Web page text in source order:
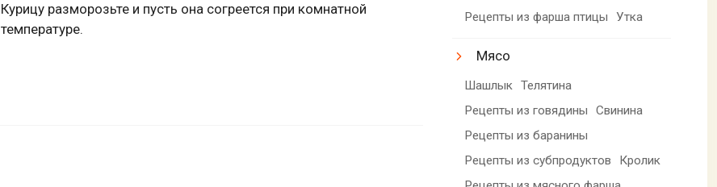
Курицу разморозьте и пусть она согреется при комнатной
температуре.
Рецепты из фарша птицы
Утка
Мясо
Шашлык Телятина
Рецепты из говядины
Свинина
Рецепты из баранины
Рецепты из субпродуктов
Кролик